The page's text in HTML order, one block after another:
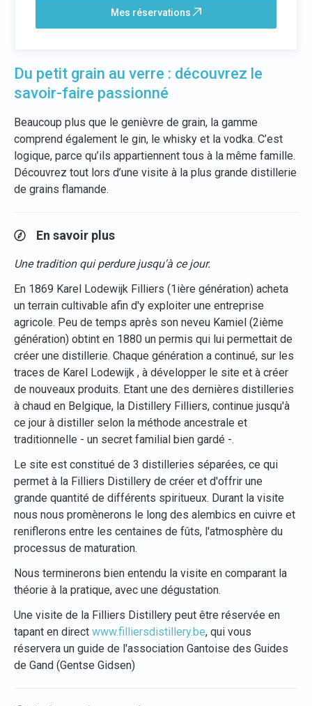
Mes réservations
Du petit grain au verre : découvrez le
savoir-faire passionné
Beaucoup plus que le genièvre de grain, la gamme
comprend également le gin, le whisky et la vodka. C’est
logique, parce qu’ils appartiennent tous à la même famille.
Découvrez tout lors d’une visite à la plus grande distillerie
de grains flamande.
En savoir plus
Une tradition qui perdure jusqu'à ce jour.
En 1869 Karel Lodewijk Filliers (1ière génération) acheta
un terrain cultivable afin d'y exploiter une entreprise
agricole. Peu de temps après son neveu Kamiel (2ième
génération) obtint en 1880 un permis qui lui permettait de
créer une distillerie. Chaque génération a continué, sur les
traces de Karel Lodewijk , à développer le site et à créer
de nouveaux produits. Etant une des dernières distilleries
à chaud en Belgique, la Distillery Filliers, continue jusqu'à
ce jour à distiller selon la méthode ancestrale et
traditionnelle - un secret familial bien gardé -.
Le site est constitué de 3 distilleries séparées, ce qui
permet à la Filliers Distillery de créer et d'offrir une
grande quantité de différents spiritueux. Durant la visite
nous nous promènerons le long des alembics en cuivre et
reniflerons entre les centaines de fûts, l'atmosphère du
processus de maturation.
Nous terminerons bien entendu la visite en comparant la
théorie à la pratique, avec une dégustation.
Une visite de la Filliers Distillery peut être réservée en
tapant en direct www.filliersdistillery.be, qui vous
réservera un guide de l'association Gantoise des Guides
de Gand (Gentse Gidsen)